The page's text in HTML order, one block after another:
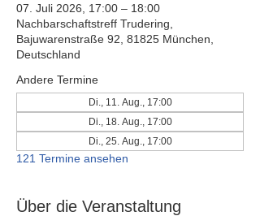
07. Juli 2026, 17:00 – 18:00
Nachbarschaftstreff Trudering,
Bajuwarenstraße 92, 81825 München,
Deutschland
Andere Termine
Di., 11. Aug., 17:00
Di., 18. Aug., 17:00
Di., 25. Aug., 17:00
121 Termine ansehen
Über die Veranstaltung